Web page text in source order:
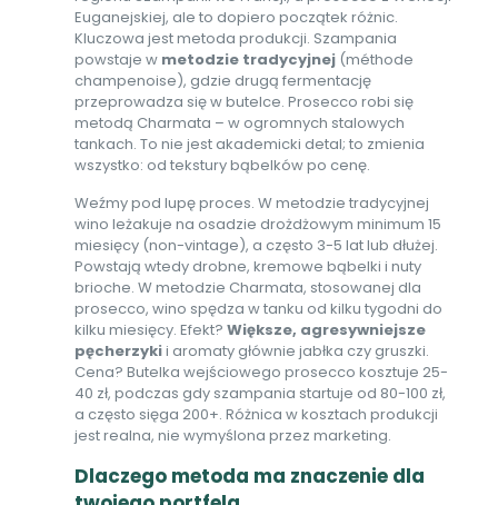
Euganejskiej, ale to dopiero początek różnic.
Kluczowa jest metoda produkcji. Szampania
powstaje w metodzie tradycyjnej(méthode
champenoise), gdzie drugą fermentację
przeprowadza się w butelce. Prosecco robi się
metodą Charmata – w ogromnych stalowych
tankach. To nie jest akademicki detal; to zmienia
wszystko: od tekstury bąbelków po cenę.
Weźmy pod lupę proces. W metodzie tradycyjnej
wino leżakuje na osadzie drożdżowym minimum 15
miesięcy (non-vintage), a często 3-5 lat lub dłużej.
Powstają wtedy drobne, kremowe bąbelki i nuty
brioche. W metodzie Charmata, stosowanej dla
prosecco, wino spędza w tanku od kilku tygodni do
kilku miesięcy. Efekt? Większe, agresywniejsze
pęcherzykii aromaty głównie jabłka czy gruszki.
Cena? Butelka wejściowego prosecco kosztuje 25-
40 zł, podczas gdy szampania startuje od 80-100 zł,
a często sięga 200+. Różnica w kosztach produkcji
jest realna, nie wymyślona przez marketing.
Dlaczego metoda ma znaczenie dla